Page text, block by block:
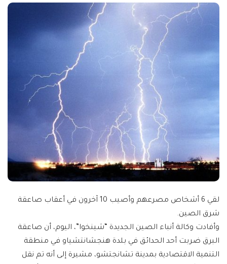
لقي 6 أشخاص مصرعهم وأصيب 10 آخرون في أعقاب صاعقة
شرق الصين.
وأفادت وكالة أنباء الصين الجديدة “شينخوا”، اليوم، أن صاعقة
البرق ضربت أحد الحدائق في بلدة هنجشانتشياو في منطقة
التنمية الاقتصادية بمدينة تشانجتشو، مشيرة إلى أنه تم نقل